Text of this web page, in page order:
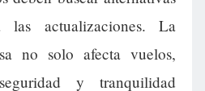
actualizaciones. La
no solo afecta vuelos,
y tranquilidad